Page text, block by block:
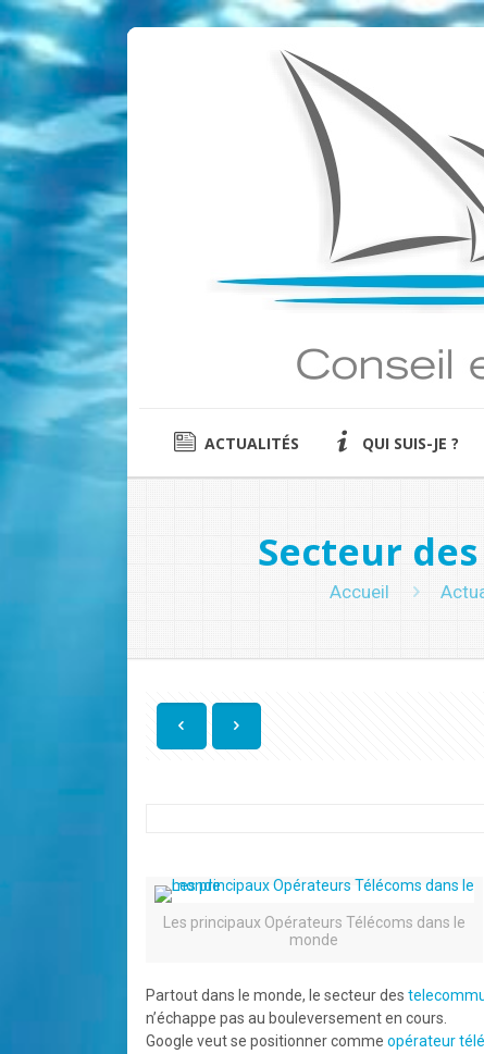
ACTUALITÉS QUI SUIS-JE ?
Secteur
Accueil
Les principaux Opérateurs Télécoms dans le
monde
Partout dans le monde, le secteur des
n’échappe pas au bouleversement en cours.
Google veut se positionner comme opérateur